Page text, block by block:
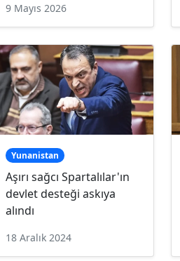
9 Mayıs 2026
Yunanistan
Aşırı sağcı Spartalılar'ın
devlet desteği askıya
alındı
18 Aralık 2024